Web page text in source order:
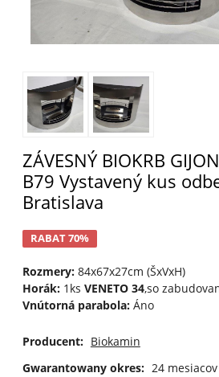
ZÁVESNÝ BIOKRB
B79 Vystavený kus
Bratislava
RABAT 70%
Rozmery:84x67x27cm (ŠxVxH)
Horák: 1ks VENETO 34,so
Vnútorná parabola:Áno
Producent: Biokamin
Gwarantowany okres: 24 mesiacov